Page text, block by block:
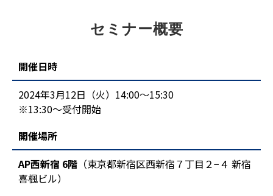
セミナー概要
開催日時
2024年3月12日（火）14:00～15:30
※13:30～受付開始
開催場所
AP西新宿 6階 （東京都新宿区西新宿７丁目２−４ 新宿
喜楓ビル）